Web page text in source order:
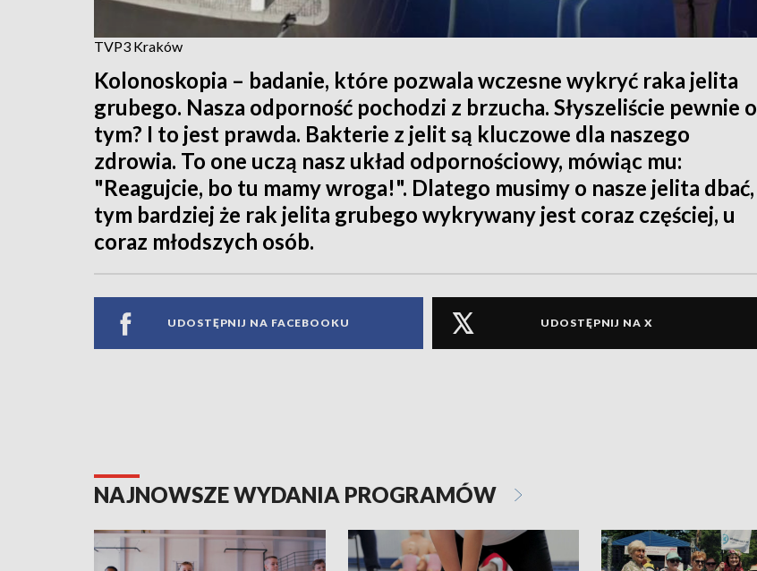
TVP3 Kraków
Kolonoskopia – badanie, które pozwala wczesne wykryć raka jelita
grubego. Nasza odporność pochodzi z brzucha. Słyszeliście pewnie o
tym? I to jest prawda. Bakterie z jelit są kluczowe dla naszego
zdrowia. To one uczą nasz układ odpornościowy, mówiąc mu:
"Reagujcie, bo tu mamy wroga!". Dlatego musimy o nasze jelita dbać,
tym bardziej że rak jelita grubego wykrywany jest coraz częściej, u
coraz młodszych osób.
UDOSTĘPNIJ NA FACEBOOKU UDOSTĘPNIJ NA X
NAJNOWSZE WYDANIA PROGRAMÓW